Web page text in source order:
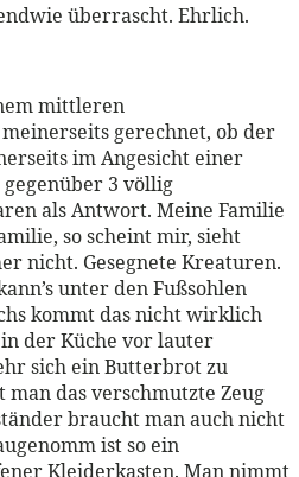
überrascht. Ehrlich.
mittleren
gerechnet, ob der
im Angesicht einer
3 völlig
als Antwort. Meine Familie
so scheint mir, sieht
nicht. Gesegnete Kreaturen.
unter den Fußsohlen
kommt das nicht wirklich
der Küche vor lauter
sich ein Butterbrot zu
das verschmutzte Zeug
braucht man auch nicht
ist so ein
Kleiderkasten. Man nimmt